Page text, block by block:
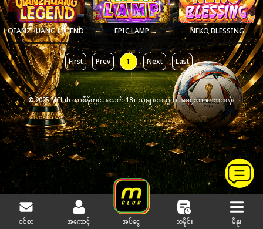
ဝင်စာ အကောင့် အပ်ငွေ သမိုင်း မီနူး
QIANZHUANG LEGEND EPIC LAMP NEKO BLESSING
First Prev 1 Next Last
© 2025 MClub ကာစီနိုတွင် အသက် 18+ သူများအတွက် အခွင့်အာဏာအားလုံး